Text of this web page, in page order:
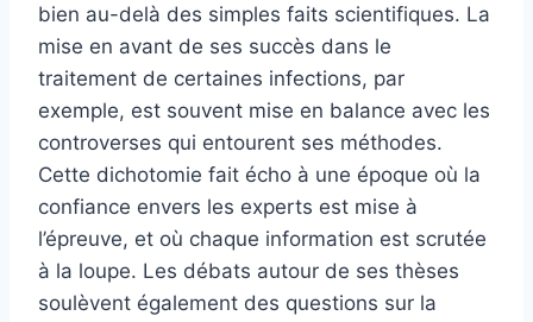
bien au-delà des simples faits scientifiques. La
mise en avant de ses succès dans le
traitement de certaines infections, par
exemple, est souvent mise en balance avec les
controverses qui entourent ses méthodes.
Cette dichotomie fait écho à une époque où la
confiance envers les experts est mise à
l’épreuve, et où chaque information est scrutée
à la loupe. Les débats autour de ses thèses
soulèvent également des questions sur la